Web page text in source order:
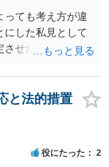
っても考え方が違
にした私見として
させた上で、淡々
れば時間の浪費
し、支払督促及び
所になるため（特
るからです。相
と思います。 な
立たずで精神的
と法的措置
役にたった 2